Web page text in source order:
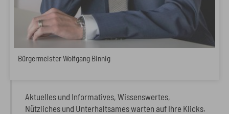
Bürgermeister Wolfgang Binnig
Aktuelles und Informatives, Wissenswertes,
Nützliches und Unterhaltsames warten auf Ihre Klicks.